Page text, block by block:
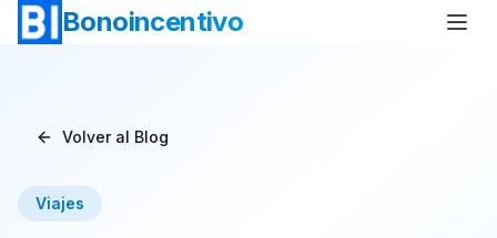
Bonoincentivo
Bono Vuelo
Volver al Blog
Viajes